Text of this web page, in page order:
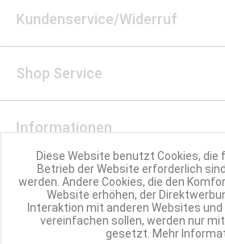
Kundenservice/Widerruf
Shop Service
Informationen
Social Media
Nachhaltigkeit
Diese Website benutzt Cookies, die
Betrieb der Website erforderlich
werden. Andere Cookies, die den
Website erhöhen, der
Interaktion mit anderen Websites
vereinfachen sollen, werden nur
gesetzt. Mehr